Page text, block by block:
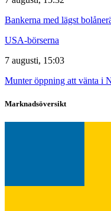
Bankerna med lägst
USA-börserna
7 augusti, 15:03
Munter öppning att vänta i
Marknadsöversikt